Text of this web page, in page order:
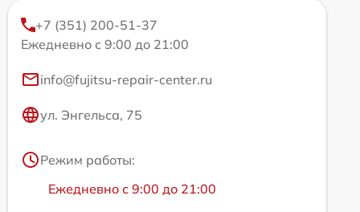
+7 (351) 200-51-37
Ежедневно с 9:00 до 21:00
info@fujitsu-repair-center.ru
ул. Энгельса, 75
Режим работы:
Ежедневно с 9:00 до 21:00